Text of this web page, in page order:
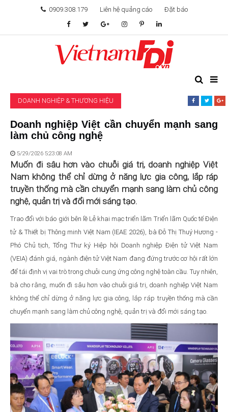
0909.308.179 Liên hệ quảng cáo Đặt báo
TÂM ĐIỂM ĐẦU TƯ
BẤT ĐỘNG SẢN
KHỞI NGHIỆP
GIẢI TRÍ & CÔNG NGHỆ
DOANH NGHIỆP & THƯƠNG HIỆU
Doanh nghiệp Việt cần chuyển mạnh sang
làm chủ công nghệ
5/29/2026 5:23:08 AM
Muốn đi sâu hơn vào chuỗi giá trị, doanh nghiệp Việt
Nam không thể chỉ dừng ở năng lực gia công, lắp ráp
truyền thống mà cần chuyển mạnh sang làm chủ công
nghệ, quản trị và đổi mới sáng tạo.
Trao đổi với báo giới bên lề Lễ khai mạc triển lãm Triển lãm Quốc tế Điện
tử & Thiết bị Thông minh Việt Nam (IEAE 2026), bà Đỗ Thị Thuý Hương -
Phó Chủ tịch, Tổng Thư ký Hiệp hội Doanh nghiệp Điện tử Việt Nam
(VEIA) đánh giá, ngành điện tử Việt Nam đang đứng trước cơ hội rất lớn
để tái định vị vai trò trong chuỗi cung ứng công nghệ toàn cầu. Tuy nhiên,
bà cho rằng, muốn đi sâu hơn vào chuỗi giá trị, doanh nghiệp Việt Nam
không thể chỉ dừng ở năng lực gia công, lắp ráp truyền thống mà cần
chuyển mạnh sang làm chủ công nghệ, quản trị và đổi mới sáng tạo.